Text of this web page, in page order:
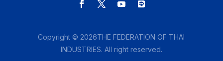
Copyright © 2026THE FEDERATION OF THAI
INDUSTRIES. All right reserved.